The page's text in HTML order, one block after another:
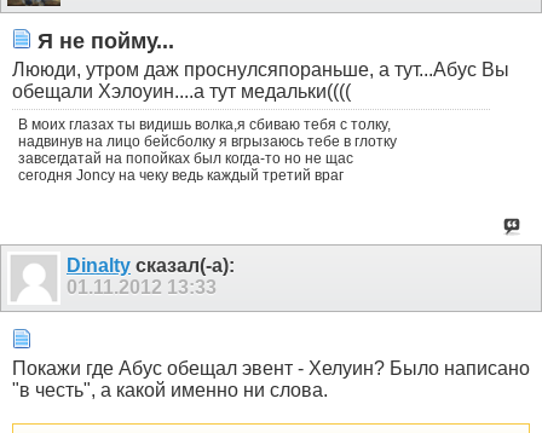
Я не пойму...
Лююди, утром даж проснулсяпораньше, а тут...Абус Вы
обещали Хэлоуин....а тут медальки((((
В моих глазах ты видишь волка,я сбиваю тебя с толку,
надвинув на лицо бейсболку я вгрызаюсь тебе в глотку
завсегдатай на попойках был когда-то но не щас
сегодня Joncy на чеку ведь каждый третий враг
Dinalty сказал(-а):
01.11.2012 13:33
Покажи где Абус обещал эвент - Хелуин? Было написано
"в честь", а какой именно ни слова.